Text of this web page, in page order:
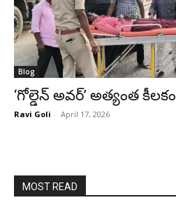
Blog
‘గోల్డెన్ అవర్’ అత్యంత కీలకం
Ravi Goli - April 17, 2026
MOST READ